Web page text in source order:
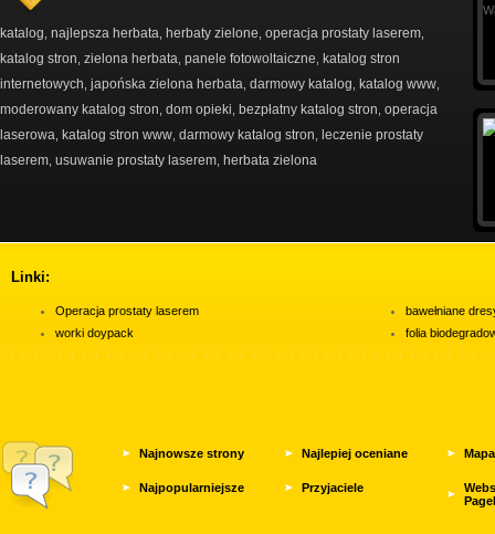
katalog najlepsza herbata herbaty zielone operacja prostaty laserem
katalog stron zielona herbata panele fotowoltaiczne
katalog stron
internetowych japońska zielona herbata darmowy katalog katalog www
moderowany katalog stron dom opieki bezpłatny katalog stron operacja
laserowa katalog stron www darmowy katalog stron
leczenie prostaty
laserem usuwanie prostaty laserem herbata zielona
Linki:
Operacja prostaty laserem
worki doypack
bawełniane
folia
Najnowsze strony Najlepiej oceniane
Najpopularniejsze Przyjaciele